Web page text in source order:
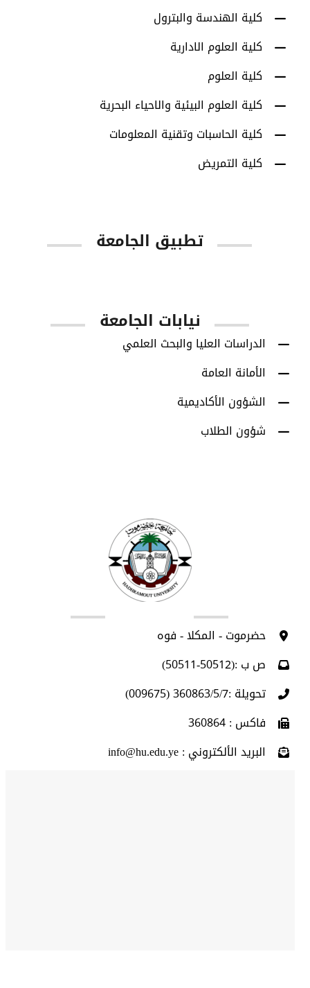
كلية الهندسة والبترول
كلية العلوم الادارية
كلية العلوم
كلية العلوم البيئية والاحياء البحرية
كلية الحاسبات وتقنية المعلومات
كلية التمريض
تطبيق الجامعة
نيابات الجامعة
الدراسات العليا والبحث العلمي
الأمانة العامة
الشؤون الأكاديمية
شؤون الطلاب
حضرموت - المكلا - فوه
ص ب :(50512-50511)
تحويلة :360863/5/7 (009675)
فاكس : 360864
البريد الألكتروني : info@hu.edu.ye